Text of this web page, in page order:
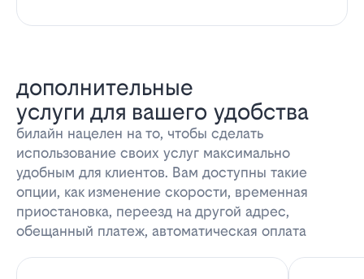
дополнительные
услуги для вашего удобства
билайн нацелен на то, чтобы сделать
использование своих услуг максимально
удобным для клиентов. Вам доступны такие
опции, как изменение скорости, временная
приостановка, переезд на другой адрес,
обещанный платеж, автоматическая оплата